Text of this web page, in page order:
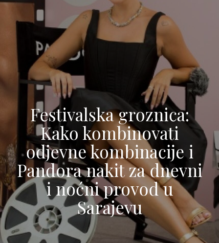
Festivalska groznica:
Kako kombinovati
odjevne kombinacije i
Pandora nakit za dnevni
i noćni provod u
Sarajevu